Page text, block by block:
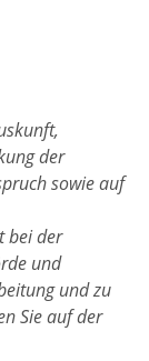
der
sowie auf
bei der
und
und zu
Sie auf der